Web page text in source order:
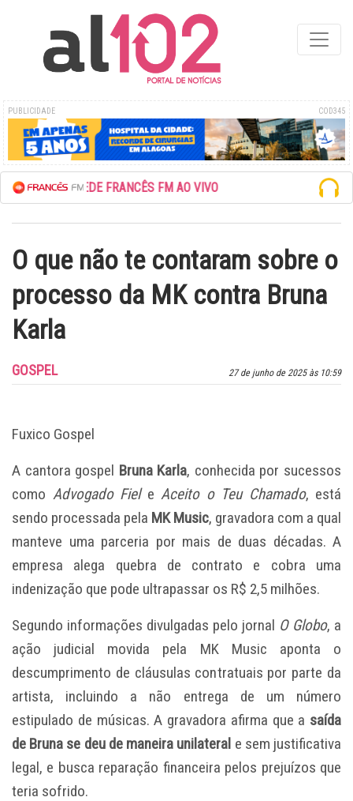
PUBLICIDADE COD345
ESCUTE A REDE FRANCÊS FM AO VIVO
O que não te contaram sobre o
processo da MK contra Bruna
Karla
27 de junho de 2025 às 10:59
GOSPEL
Fuxico Gospel
A cantora gospel Bruna Karla, conhecida por sucessos
como Advogado Fiele Aceito o Teu Chamado, está
sendo processada pela MK Music, gravadora com a qual
manteve uma parceria por mais de duas décadas. A
empresa alega quebra de contrato e cobra uma
indenização que pode ultrapassar os R$ 2,5 milhões.
Segundo informações divulgadas pelo jornal O Globo, a
ação judicial movida pela MK Music aponta o
descumprimento de cláusulas contratuais por parte da
artista, incluindo a não entrega de um número
estipulado de músicas. A gravadora afirma que a saída
de Bruna se deu de maneira unilateral e sem justificativa
legal, e busca reparação financeira pelos prejuízos que
teria sofrido.